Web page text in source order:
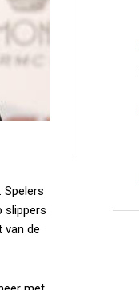
Spelers
slippers
van de